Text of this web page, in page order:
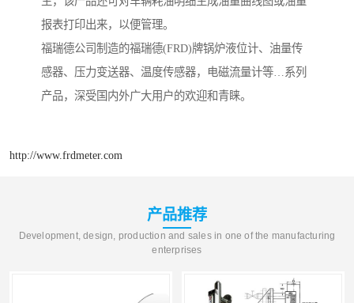
报表打印出来，以便管理。
福瑞德公司制造的福瑞德(FRD)牌锅炉液位计、油量传
感器、压力变送器、温度传感器，电磁流量计等…系列
产品，深受国内外广大用户的欢迎和青睐。
http://www.frdmeter.com
产品推荐
Development, design, production and sales in one of the manufacturing
enterprises